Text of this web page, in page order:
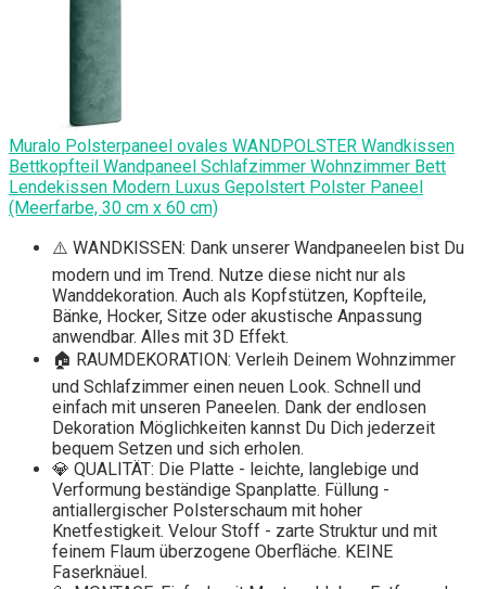
Muralo Polsterpaneel ovales WANDPOLSTER Wandkissen
Bettkopfteil Wandpaneel Schlafzimmer Wohnzimmer Bett
Lendekissen Modern Luxus Gepolstert Polster Paneel
(Meerfarbe, 30 cm x 60 cm)
⚠️ WANDKISSEN: Dank unserer Wandpaneelen bist Du
modern und im Trend. Nutze diese nicht nur als
Wanddekoration. Auch als Kopfstützen, Kopfteile,
Bänke, Hocker, Sitze oder akustische Anpassung
anwendbar. Alles mit 3D Effekt.
🏠 RAUMDEKORATION: Verleih Deinem Wohnzimmer
und Schlafzimmer einen neuen Look. Schnell und
einfach mit unseren Paneelen. Dank der endlosen
Dekoration Möglichkeiten kannst Du Dich jederzeit
bequem Setzen und sich erholen.
💎 QUALITÄT: Die Platte - leichte, langlebige und
Verformung beständige Spanplatte. Füllung -
antiallergischer Polsterschaum mit hoher
Knetfestigkeit. Velour Stoff - zarte Struktur und mit
feinem Flaum überzogene Oberfläche. KEINE
Faserknäuel.